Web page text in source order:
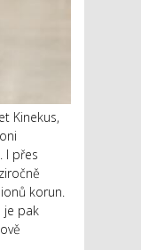
Kinekus,
I přes
korun.
je pak